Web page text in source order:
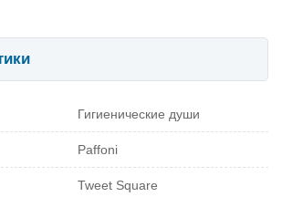
Гигиенические души
Paffoni
Tweet Square